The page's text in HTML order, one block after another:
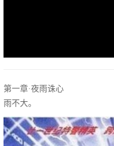
第一章·夜雨诛心
雨不大。